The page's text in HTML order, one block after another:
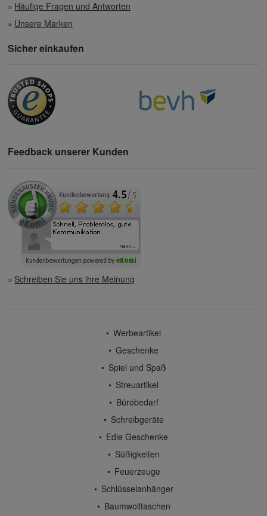
Häufige Fragen und Antworten
Unsere Marken
Sicher einkaufen
Feedback unserer Kunden
Schreiben Sie uns ihre Meinung
Werbeartikel
Geschenke
Spiel und Spaß
Streuartikel
Bürobedarf
Schreibgeräte
Edle Geschenke
Süßigkeiten
Feuerzeuge
Schlüsselanhänger
Baumwolltaschen